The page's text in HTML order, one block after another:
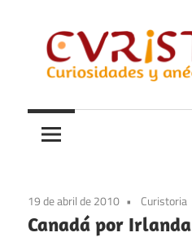
contenido
Curistoria
y
anécdotas
historia
19 de abril de 2010 Curistoria
Canadá por Irlanda